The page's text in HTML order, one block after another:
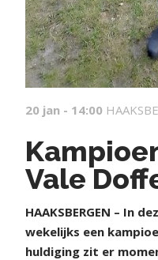
20 jan - 14:00
Vale
HAAKSBERGEN – In
wekelijks een
huldiging zit er